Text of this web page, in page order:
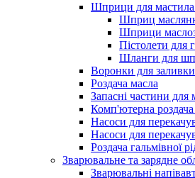
Шприци для мастила
Шприц
Шприци
Пістолети для
Шланги для
Воронки для
Роздача масла
Запасні частини для
Комп'ютерна роздача
Насоси для
Насоси для
Роздача гальмівної
Зварювальне та зарядне
Зварювальні